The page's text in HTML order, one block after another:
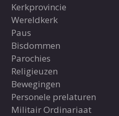
Kerkprovincie
Wereldkerk
Paus
Bisdommen
Parochies
Religieuzen
Bewegingen
Personele prelaturen
Militair Ordinariaat